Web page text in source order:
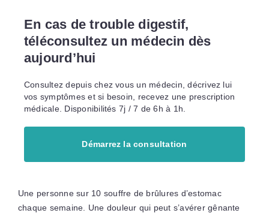
En cas de trouble digestif,
téléconsultez un médecin dès
aujourd’hui
Consultez depuis chez vous un médecin, décrivez lui
vos symptômes et si besoin, recevez une prescription
médicale. Disponibilités 7j / 7 de 6h à 1h.
Démarrez la consultation
Une personne sur 10 souffre de brûlures d’estomac
chaque semaine. Une douleur qui peut s’avérer gênante